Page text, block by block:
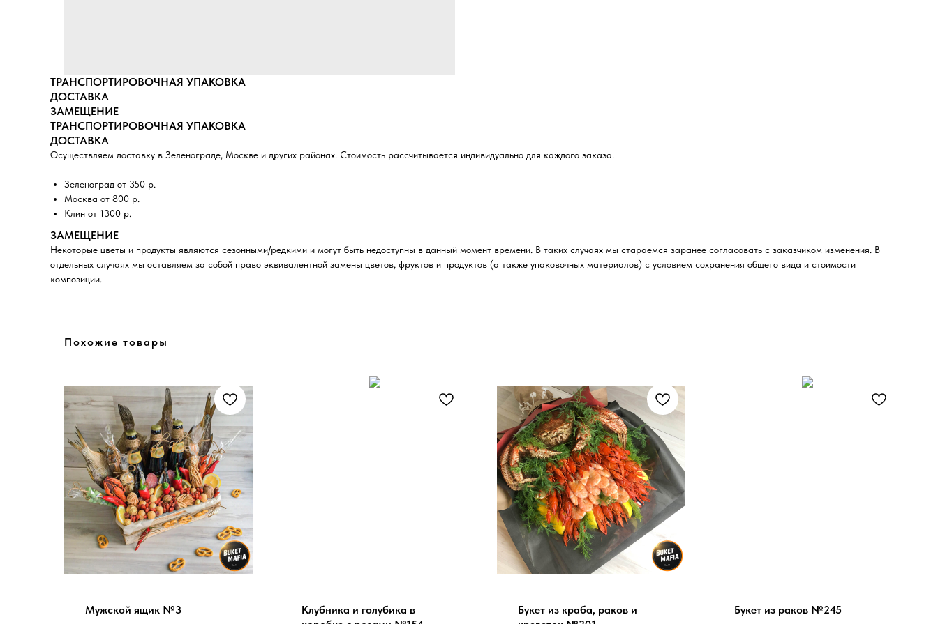
ТРАНСПОРТИРОВОЧНАЯ УПАКОВКА
ДОСТАВКА
ЗАМЕЩЕНИЕ
ТРАНСПОРТИРОВОЧНАЯ УПАКОВКА
ДОСТАВКА
Осуществляем доставку в Зеленограде, Москве и других районах. Стоимость рассчитывается индивидуально для каждого заказа.
Зеленоград от 350 р.
Москва от 800 р.
Клин от 1300 р.
ЗАМЕЩЕНИЕ
Некоторые цветы и продукты являются сезонными/редкими и могут быть недоступны в данный момент времени. В таких случаях мы стараемся заранее согласовать с заказчиком изменения. В
отдельных случаях мы оставляем за собой право эквивалентной замены цветов, фруктов и продуктов (а также упаковочных материалов) с условием сохранения общего вида и стоимости
композиции.
Похожие товары
Мужской ящик №3
Клубника и голубика в
Букет из краба, раков и
Букет из раков №245